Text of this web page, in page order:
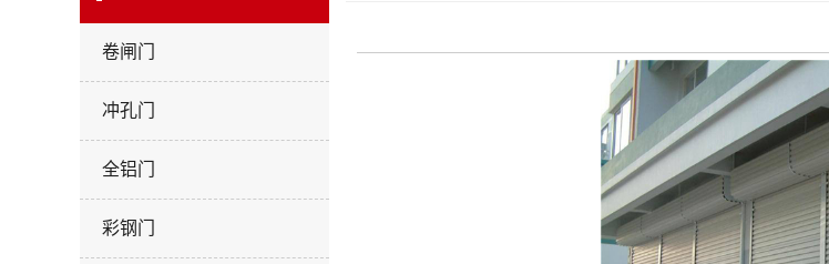
铝卷门
伸缩门
澳式无声门
电动遥控门
卷闸门配件
卷闸门
冲孔门
全铝门
彩钢门